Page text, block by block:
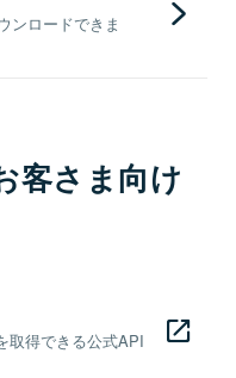
ンロードできま
客さま向け
取得できる公式API